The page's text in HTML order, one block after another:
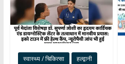
स्वास्थ्य / चिकित्सा हल्द्वानी